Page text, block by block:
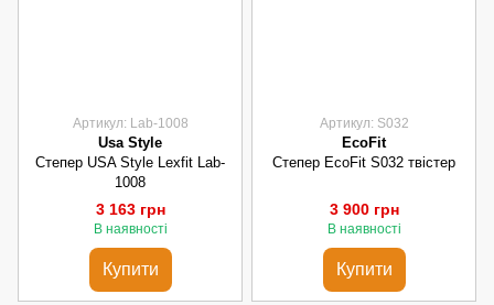
Артикул: Lab-1008
Usa Style
Степер USA Style Lexfit Lab-
1008
3 163 грн
В наявності
Купити
Артикул: S032
EcoFit
Степер EcoFit S032 твістер
3 900 грн
В наявності
Купити